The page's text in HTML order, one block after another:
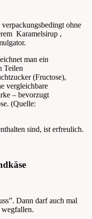
ohne
Karamelsirup ,
man ein
Teilen
(Fructose),
vergleichbare
– bevorzugt
(Quelle:
sind, ist erfreulich.
Dann darf auch mal